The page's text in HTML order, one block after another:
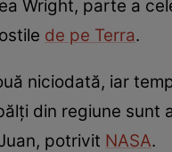
Wright, parte a
de pe Terra.
niciodată, iar
din regiune
potrivit NASA.